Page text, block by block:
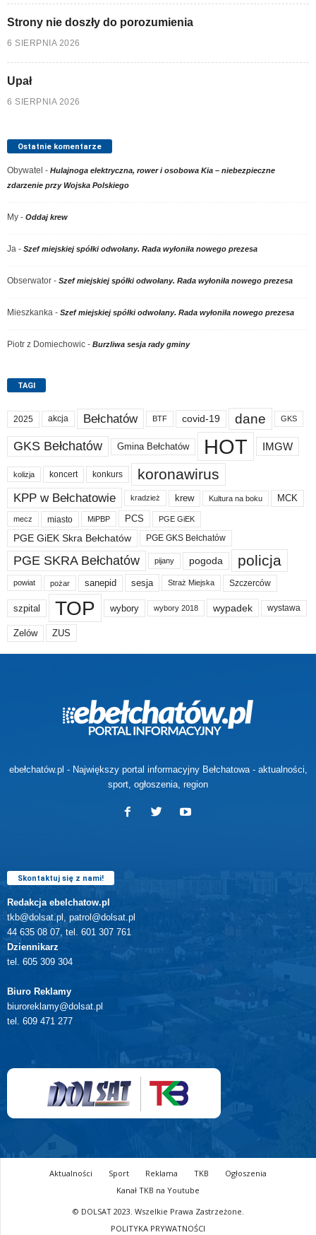
Strony nie doszły do porozumienia
6 SIERPNIA 2026
Upał
6 SIERPNIA 2026
Ostatnie komentarze
Obywatel - Hulajnoga elektryczna, rower i osobowa Kia – niebezpieczne
zdarzenie przy Wojska Polskiego
My - Oddaj krew
Ja - Szef miejskiej spółki odwołany. Rada wyłoniła nowego prezesa
Obserwator - Szef miejskiej spółki odwołany. Rada wyłoniła nowego prezesa
Mieszkanka - Szef miejskiej spółki odwołany. Rada wyłoniła nowego prezesa
Piotr z Domiechowic - Burzliwa sesja rady gminy
TAGI
2025 akcja Bełchatów BTF covid-19 dane GKS
GKS Bełchatów Gmina Bełchatów HOT IMGW
kolizja koncert konkurs koronawirus
KPP w Bełchatowie kradzież krew Kultura na boku MCK
mecz miasto MiPBP PCS PGE GiEK
PGE GiEK Skra Bełchatów PGE GKS Bełchatów
PGE SKRA Bełchatów pijany pogoda policja
powiat pożar sanepid sesja Straż Miejska Szczerców
szpital TOP wybory wybory 2018 wypadek wystawa
Zelów ZUS
ebełchatów.pl - Największy portal informacyjny Bełchatowa - aktualności,
sport, ogłoszenia, region
Skontaktuj się z nami!
Redakcja ebelchatow.pl
tkb@dolsat.pl, patrol@dolsat.pl
44 635 08 07, tel. 601 307 761
Dziennikarz
tel. 605 309 304
Biuro Reklamy
biuroreklamy@dolsat.pl
tel. 609 471 277
Aktualności Sport Reklama TKB
Ogłoszenia
Kanał TKB na Youtube
© DOLSAT 2023. Wszelkie Prawa Zastrzeżone.
POLITYKA PRYWATNOŚCI